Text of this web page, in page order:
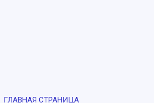
ГЛАВНАЯ СТРАНИЦА